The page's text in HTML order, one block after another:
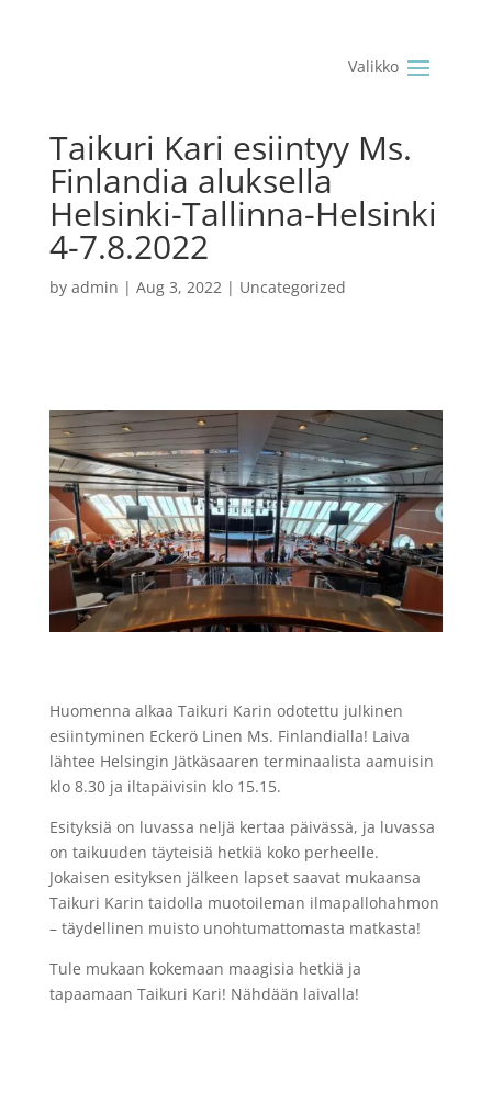
Taikuri Kari esiintyy Ms.
Finlandia aluksella
Helsinki-Tallinna-Helsinki
4-7.8.2022
by admin | Aug 3, 2022| Uncategorized
Huomenna alkaa Taikuri Karin odotettu julkinen
esiintyminen Eckerö Linen Ms. Finlandialla! Laiva
lähtee Helsingin Jätkäsaaren terminaalista aamuisin
klo 8.30 ja iltapäivisin klo 15.15.
Esityksiä on luvassa neljä kertaa päivässä, ja luvassa
on taikuuden täyteisiä hetkiä koko perheelle.
Jokaisen esityksen jälkeen lapset saavat mukaansa
Taikuri Karin taidolla muotoileman ilmapallohahmon
– täydellinen muisto unohtumattomasta matkasta!
Tule mukaan kokemaan maagisia hetkiä ja
tapaamaan Taikuri Kari! Nähdään laivalla!